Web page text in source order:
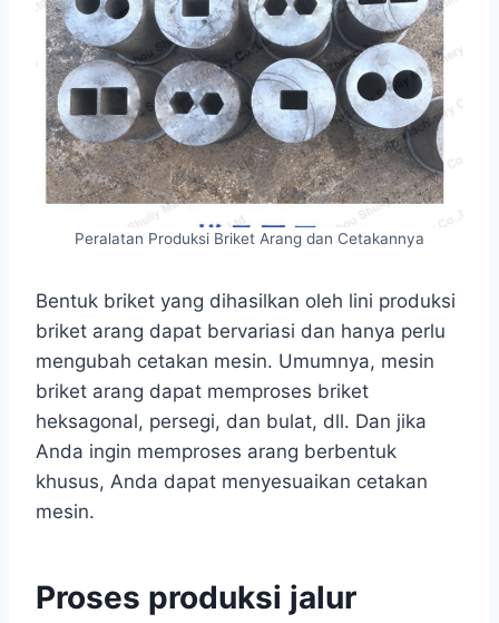
Peralatan Produksi Briket Arang dan Cetakannya
Bentuk briket yang dihasilkan oleh lini produksi
briket arang dapat bervariasi dan hanya perlu
mengubah cetakan mesin. Umumnya, mesin
briket arang dapat memproses briket
heksagonal, persegi, dan bulat, dll. Dan jika
Anda ingin memproses arang berbentuk
khusus, Anda dapat menyesuaikan cetakan
mesin.
Proses produksi jalur